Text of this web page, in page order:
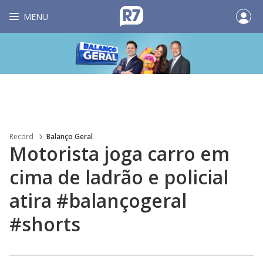
MENU
Record Balanço Geral
Motorista joga carro em
cima de ladrão e policial
atira #balançogeral
#shorts